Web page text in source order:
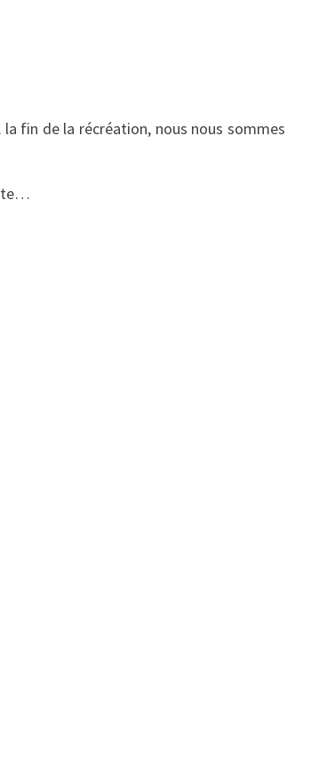
fin de la récréation, nous nous sommes